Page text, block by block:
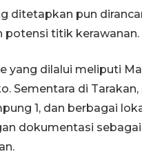
ditetapkan pun
potensi titik kerawanan.
yang dilalui meliputi
Sementara di
1, dan berbagai
dokumentasi